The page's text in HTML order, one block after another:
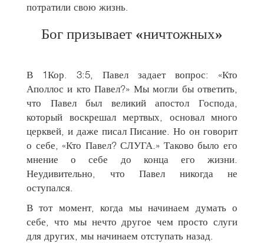
потратили свою жизнь.
Бог призывает «ничтожных»
В 1Кор. 3:5, Павел задает вопрос: «Кто
Аполлос и кто Павел?» Мы могли бы ответить,
что Павел был великий апостол Господа,
который воскрешал мертвых, основал много
церквей, и даже писал Писание. Но он говорит
о себе, «Кто Павел? СЛУГА.» Таково было его
мнение о себе до конца его жизни.
Неудивительно, что Павел никогда не
оступался.
В тот момент, когда мы начинаем думать о
себе, что мы нечто другое чем просто слуги
для других, мы начинаем отступать назад.